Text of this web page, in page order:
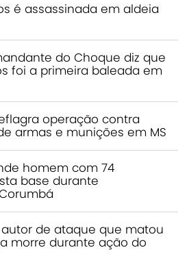
é assassinada em aldeia
do Choque diz que
foi a primeira baleada em
operação contra
armas e munições em MS
homem com 74
base durante
de ataque que matou
morre durante ação do